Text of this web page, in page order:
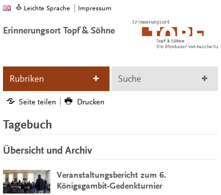
Leichte Sprache Impressum
Erinnerungsort Topf & Söhne
Rubriken Suche
Seite teilen Drucken
Tagebuch
Übersicht und Archiv
Veranstaltungsbericht zum 6.
Königsgambit-Gedenkturnier